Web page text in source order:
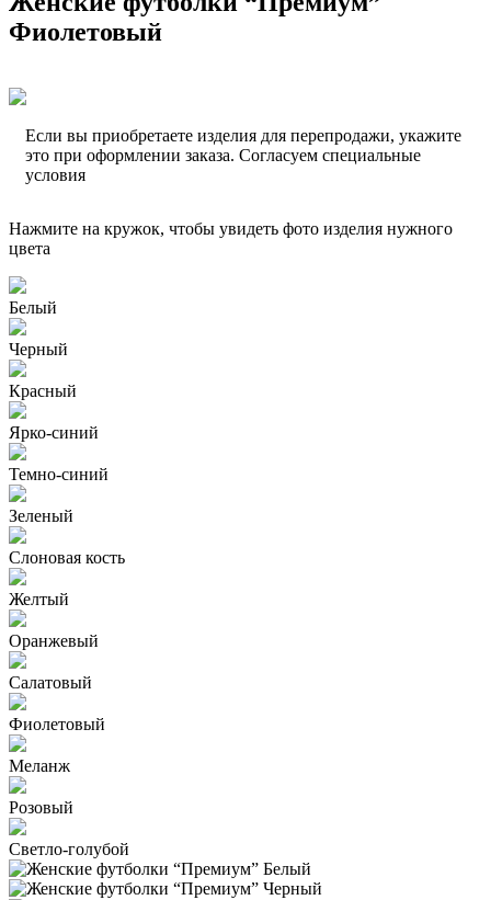
Фиолетовый
Если вы приобретаете изделия для перепродажи, укажите
это при оформлении заказа. Согласуем специальные
условия
Нажмите на кружок, чтобы увидеть фото изделия нужного
цвета
Белый
Черный
Красный
Ярко-синий
Темно-синий
Зеленый
Слоновая кость
Желтый
Оранжевый
Салатовый
Фиолетовый
Меланж
Розовый
Светло-голубой